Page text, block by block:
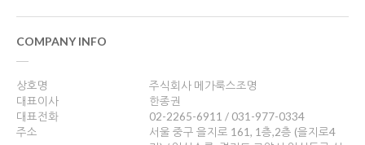
COMPANY INFO
상호명
주식회사 메가룩스조명
대표이사
한종권
대표전화
02-2265-6911 / 031-977-0334
주소
서울 중구 을지로 161, 1층,2층 (을지로4